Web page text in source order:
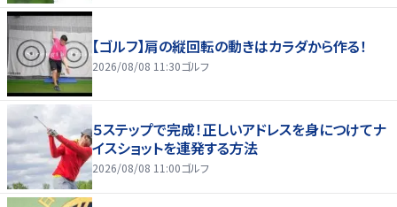
【ゴルフ】肩の縦回転の動きはカラダから作る！
2026/08/08 11:30ゴルフ
５ステップで完成！正しいアドレスを身につけてナ
イスショットを連発する方法
2026/08/08 11:00ゴルフ